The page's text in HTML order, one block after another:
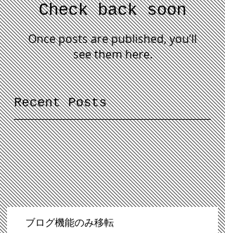
Check back soon
Once posts are published, you’ll
see them here.
Recent Posts
ブログ機能のみ移転